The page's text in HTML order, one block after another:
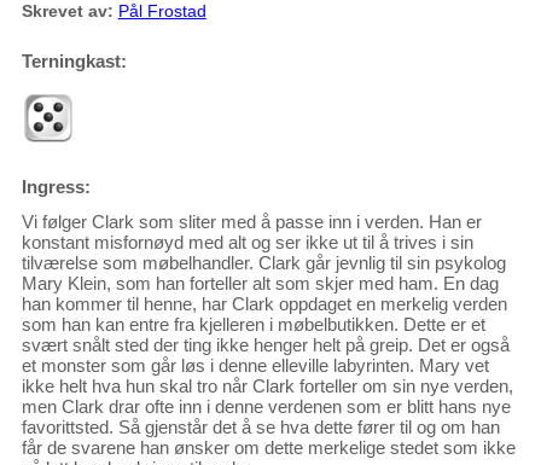
Skrevet av: Pål Frostad
Terningkast:
Ingress:
Vi følger Clark som sliter med å passe inn i verden. Han er
konstant misfornøyd med alt og ser ikke ut til å trives i sin
tilværelse som møbelhandler. Clark går jevnlig til sin psykolog
Mary Klein, som han forteller alt som skjer med ham. En dag
han kommer til henne, har Clark oppdaget en merkelig verden
som han kan entre fra kjelleren i møbelbutikken. Dette er et
svært snålt sted der ting ikke henger helt på greip. Det er også
et monster som går løs i denne elleville labyrinten. Mary vet
ikke helt hva hun skal tro når Clark forteller om sin nye verden,
men Clark drar ofte inn i denne verdenen som er blitt hans nye
favorittsted. Så gjenstår det å se hva dette fører til og om han
får de svarene han ønsker om dette merkelige stedet som ikke